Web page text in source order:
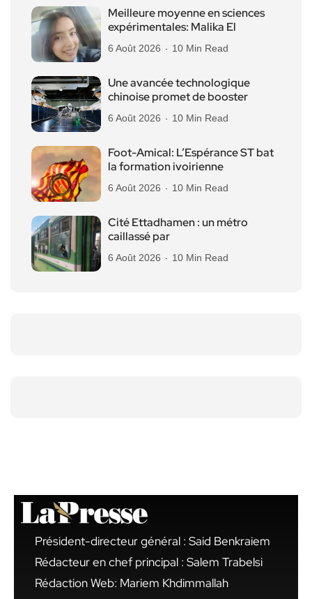
Meilleure moyenne en sciences
expérimentales: Malika El
6 Août 2026 10 Min Read
Une avancée technologique
chinoise promet de booster
6 Août 2026 10 Min Read
Foot-Amical: L’Espérance ST bat
la formation ivoirienne
6 Août 2026 10 Min Read
Cité Ettadhamen : un métro
caillassé par
6 Août 2026 10 Min Read
Président-directeur général : Said Benkraiem
Rédacteur en chef principal : Salem Trabelsi
Rédaction Web: Mariem Khdimmallah